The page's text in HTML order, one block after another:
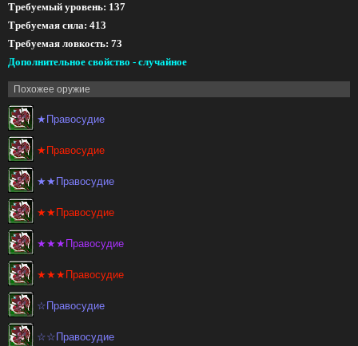
Требуемый уровень: 137
Требуемая сила: 413
Требуемая ловкость: 73
Дополнительное свойство - случайное
Похожее оружие
★Правосудие
★Правосудие
★★Правосудие
★★Правосудие
★★★Правосудие
★★★Правосудие
☆Правосудие
☆☆Правосудие